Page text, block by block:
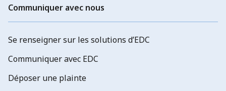
Communiquer avec nous
Se renseigner sur les solutions d’EDC
Communiquer avec EDC
Déposer une plainte